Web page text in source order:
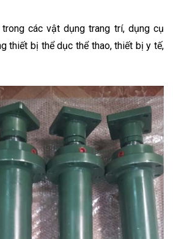
các vật dụng trang trí, dụng cụ
thiết bị thể dục thể thao, thiết bị y tế,